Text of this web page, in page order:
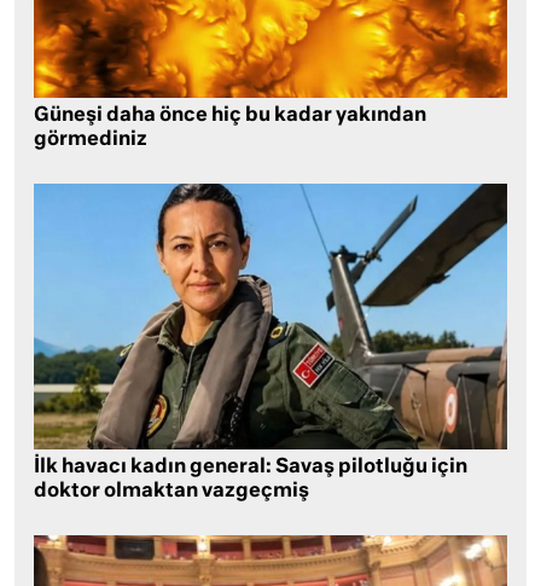
Güneşi daha önce hiç bu kadar yakından
görmediniz
İlk havacı kadın general: Savaş pilotluğu için
doktor olmaktan vazgeçmiş